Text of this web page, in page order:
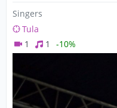
Singers
Tula
1
1 -10%